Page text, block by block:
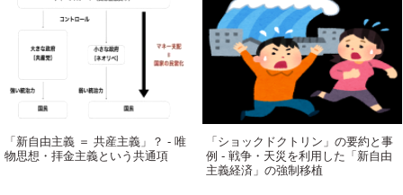
「新自由主義 ＝ 共産主義」？ - 唯
物思想・拝金主義という共通項
「ショックドクトリン」の要約と事
例 - 戦争・天災を利用した「新自由
主義経済」の強制移植